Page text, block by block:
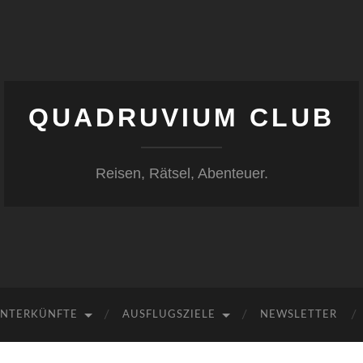
QUADRUVIUM CLUB
Reisen, Rätsel, Abenteuer.
AUSFLUGSZIELE NEWSLETTER